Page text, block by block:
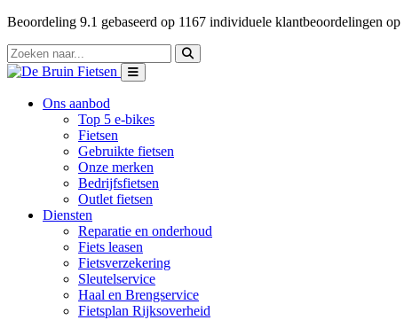
Beoordeling 9.1 gebaseerd op 1167 individuele klantbeoordelingen op
Ons aanbod
Top 5 e-bikes
Fietsen
Gebruikte fietsen
Onze merken
Bedrijfsfietsen
Outlet fietsen
Diensten
Reparatie en onderhoud
Fiets leasen
Fietsverzekering
Sleutelservice
Haal en Brengservice
Fietsplan Rijksoverheid